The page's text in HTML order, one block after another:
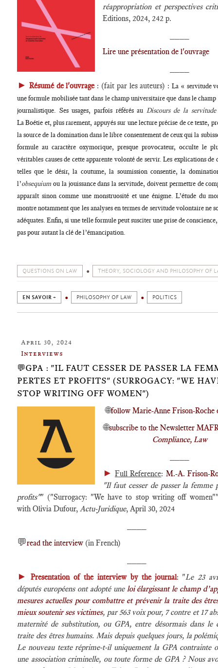
réappropriation et perspectives
Editions, 2024, 242 p.
Lire une présentation de l'ouvrage
► Résumé de l'ouvrage : (fait par les auteurs) :La « servitude
une formule mobilisée tant dans le champ universitaire que dans le
journalistique. Ses usages, parfois référés au Discours de la
La Boétie et, plus rarement, appuyés sur une lecture précise de ce texte,
la source de la domination dans le libre consentement de ceux qui la
formule au caractère oxymorique, presque provocateur, occulte le
véritables causes de cette apparente volonté de servir. Les explications de
telles que le désir, la coutume, la soumission consentie, la
l’obsequium ou la jouissance dans la servitude, doivent permettre de
apparaît sinon comme une monstruosité et une énigme. L’étude du
montre notamment que les analyses en termes de servitude volontaire ne
adéquates. Enfin, si une telle formule peut susciter une prise de
pas pour autant la clé de l’émancipation.
QUESTIONS ON LAW THEORY, SOCIOLOGY AND PHILOSOPHY OF
EN SAVOIR + PHILOSOPHY OF LAW POLITICS
April 30, 2024
Interviews
💬GPA : "IL FAUT CESSER DE PASSER LA
PERTES ET PROFITS" (SURROGACY: "WE
STOP WRITING OFF WOMEN")
🌐follow Marie-Anne Frison-Roche
🌐subscribe to the Newsletter
Compliance, Law
► Full Reference: M.-A. Frison-
"Il faut cesser de passer la femme
profits"" ("Surrogacy: "We have to stop writing off
with Olivia Dufour, Actu-Juridique, April 30, 2024
💬read the interview (in French)
► Presentation of the interview by the journal: "Le 23
députés européens ont adopté une loi élargissant le champ
mesures actuelles pour combattre et prévenir la traite des
mieux soutenir ses victimes, par 563 voix pour, 7 contre et 17
maternité de substitution, ou GPA, entre désormais dans le
traite des êtres humains. Mais depuis quelques jours, la
Le nouveau texte réprime-t-il uniquement la GPA contrainte
une association criminelle, ou toute forme de GPA ? Nous